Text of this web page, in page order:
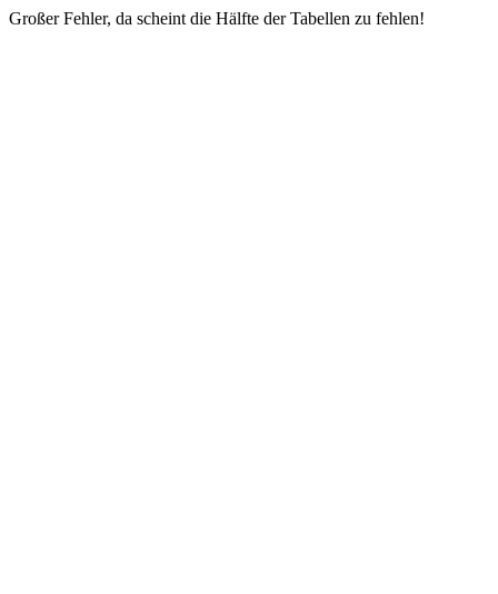
Großer Fehler, da scheint die Hälfte der Tabellen zu fehlen!